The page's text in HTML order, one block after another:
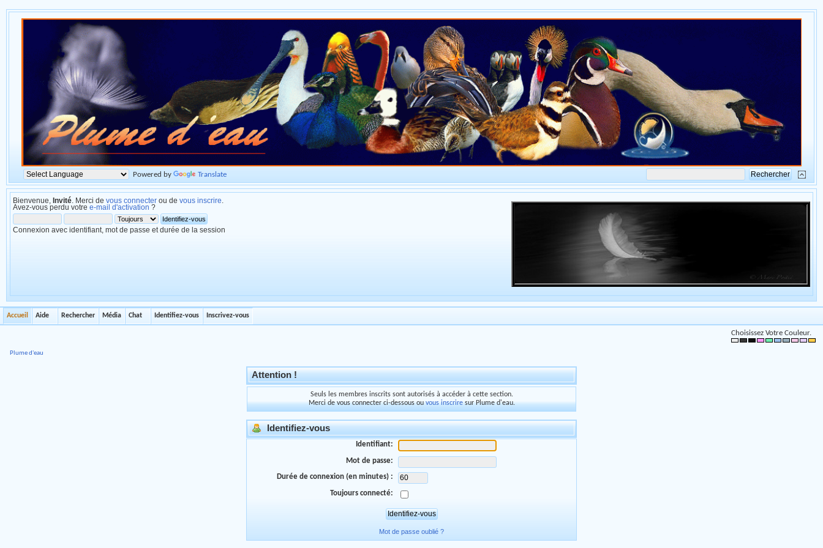
Powered by Translate
Bienvenue, Invité . Merci de vous connecter ou de vous inscrire
Avez-vous perdu votre e-mail d'activation ?
Connexion avec identifiant, mot de passe et durée de la session
Accueil Aide Rechercher Média Chat Identifiez-vous Inscrivez-vous
Choisissez Votre Couleur.
Plume d'eau
Attention !
Seuls les membres inscrits sont autorisés à accéder à cette section.
Merci de vous connecter ci-dessous ouvous inscriresur Plume d'eau.
Identifiez-vous
Identifiant:
Mot de passe:
Durée de connexion (en minutes) :
Toujours connecté:
Mot de passe oublié ?